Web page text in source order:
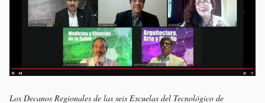
Los Decanos Regionales de las seis Escuelas del Tecnológico de